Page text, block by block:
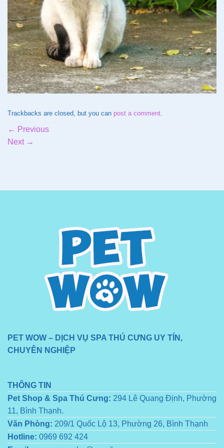
Trackbacks are closed, but you can post a comment.
← Previous
Next →
PET WOW – DỊCH VỤ SPA THÚ CƯNG UY TÍN,
CHUYÊN NGHIỆP
THÔNG TIN
Pet Shop & Spa Thú Cưng: 294 Lê Quang Định, Phường
11, Bình Thạnh.
Văn Phòng: 209/1 Quốc Lộ 13, Phường 26, Bình Thạnh
Hotline: 0969 692 424